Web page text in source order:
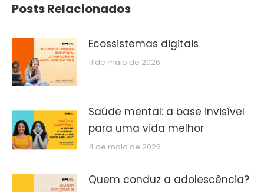
Posts Relacionados
Ecossistemas digitais
11 de maio de 2026
Saúde mental: a base invisível
para uma vida melhor
4 de maio de 2026
Quem conduz a adolescência?